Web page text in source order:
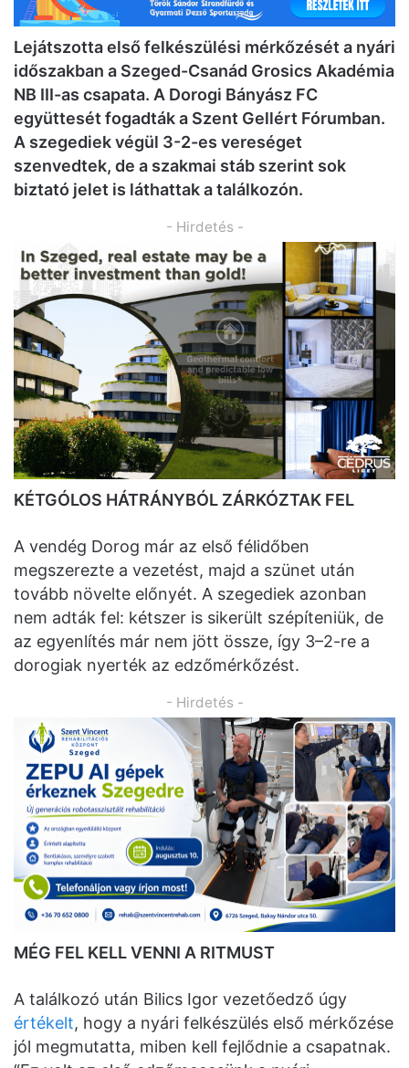
Lejátszotta első felkészülési mérkőzését a nyári
időszakban a Szeged-Csanád Grosics Akadémia
NB III-as csapata. A Dorogi Bányász FC
együttesét fogadták a Szent Gellért Fórumban.
A szegediek végül 3-2-es vereséget
szenvedtek, de a szakmai stáb szerint sok
biztató jelet is láthattak a találkozón.
- Hirdetés -
KÉTGÓLOS HÁTRÁNYBÓL ZÁRKÓZTAK FEL
A vendég Dorog már az első félidőben
megszerezte a vezetést, majd a szünet után
tovább növelte előnyét. A szegediek azonban
nem adták fel: kétszer is sikerült szépíteniük, de
az egyenlítés már nem jött össze, így 3–2-re a
dorogiak nyerték az edzőmérkőzést.
- Hirdetés -
MÉG FEL KELL VENNI A RITMUST
A találkozó után Bilics Igor vezetőedző úgy
értékelt, hogy a nyári felkészülés első mérkőzése
jól megmutatta, miben kell fejlődnie a csapatnak.